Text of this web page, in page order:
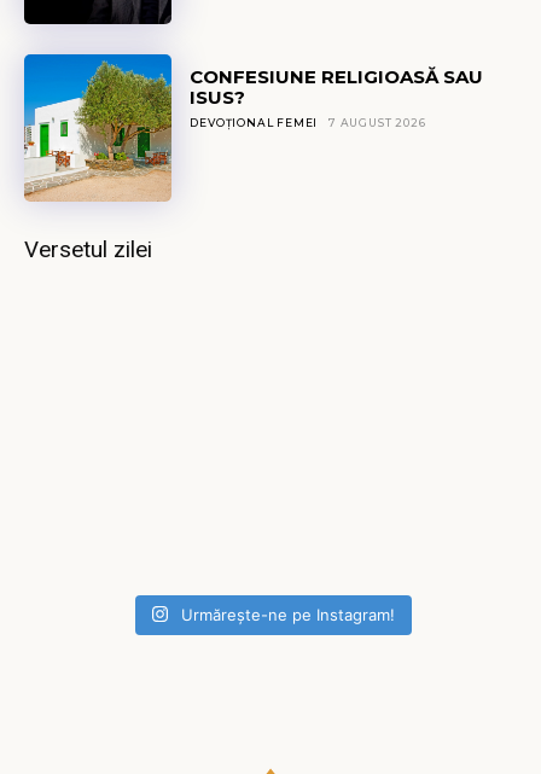
CONFESIUNE RELIGIOASĂ SAU
ISUS?
DEVOȚIONAL FEMEI 7 AUGUST 2026
Versetul zilei
Urmărește-ne pe Instagram!